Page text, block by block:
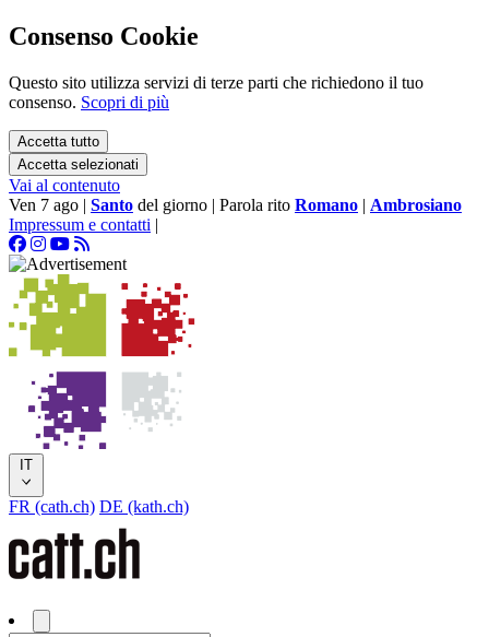
Consenso Cookie
Questo sito utilizza servizi di terze parti che richiedono il tuo
consenso. Scopri di più
Accetta tutto
Accetta selezionati
Vai al contenuto
Ven 7 ago | Santo del giorno | Parola rito Romano | Ambrosiano
Impressum e contatti |
IT
FR (cath.ch) DE (kath.ch)